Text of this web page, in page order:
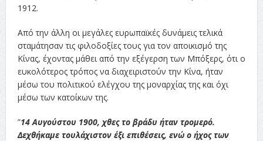
1912.
Από την άλλη οι μεγάλες ευρωπαϊκές δυνάμεις τελικά
σταμάτησαν τις φιλοδοξίες τους για τον αποικισμό της
Κίνας, έχοντας μάθει από την εξέγερση των Μπόξερς, ότι ο
ευκολότερος τρόπος να διαχειριστούν την Κίνα, ήταν
μέσω του πολιτικού ελέγχου της μοναρχίας της και όχι
μέσω των κατοίκων της.
”14 Αυγούστου 1900, χθες το βράδυ ήταν τρομερό.
Δεχθήκαμε τουλάχιστον έξι επιθέσεις, ενώ ο ήχος των